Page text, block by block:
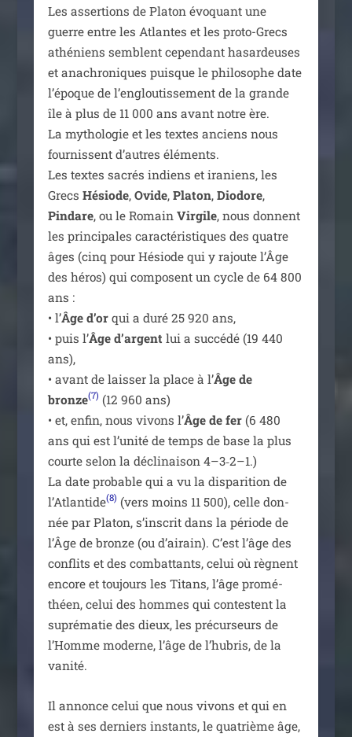
Les asser­tions de Platon évo­quant une
guerre entre les Atlantes et les pro­to-Grecs
athé­niens semblent cepen­dant hasar­deuses
et ana­chro­niques puisque le phi­lo­sophe date
l’époque de l’engloutissement de la grande
île à plus de 11 000 ans avant notre ère.
La mytho­lo­gie et les textes anciens nous
four­nissent d’autres élé­ments.
Les textes sacrés indiens et ira­niens, les
Grecs Hésiode, Ovide, Platon, Diodore,
Pindare, ou le Romain Virgile, nous donnent
les prin­ci­pales carac­té­ris­tiques des quatre
âges (cinq pour Hésiode qui y rajoute l’Âge
des héros) qui com­posent un cycle de 64 800
ans :
• l’Âge d’orqui a duré 25 920 ans,
• puis l’Âge d’argent lui a suc­cé­dé (19 440
ans),
• avant de lais­ser la place à l’Âge de
bronze(7) (12 960 ans)
• et, enfin, nous vivons l’Âge de fer(6 480
ans qui est l’unité de temps de base la plus
courte selon la décli­nai­son 4–3‑2–1.)
La date pro­bable qui a vu la dis­pa­ri­tion de
l’Atlantide(8) (vers moins 11 500), celle don­
née par Platon, s’inscrit dans la période de
l’Âge de bronze (ou d’airain). C’est l’âge des
conflits et des com­bat­tants, celui où règnent
encore et tou­jours les Titans, l’âge pro­mé­
théen, celui des hommes qui contestent la
supré­ma­tie des dieux, les pré­cur­seurs de
l’Homme moderne, l’âge de l’hubris, de la
vanité.
Il annonce celui que nous vivons et qui en
est à ses der­niers ins­tants, le qua­trième âge,